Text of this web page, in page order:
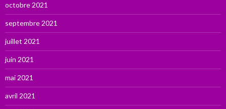
octobre 2021
septembre 2021
juillet 2021
juin 2021
mai 2021
avril 2021